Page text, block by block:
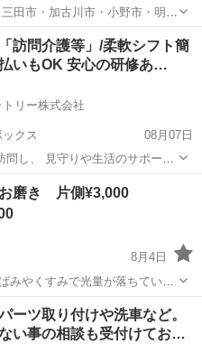
田市・加古川市・小野市・明石
待ちしており
たい 手伝い
訪問介護等」/柔軟シフト簡
いもOK 安心の研修あ…
リー株式会社
クス
08月07日
問し、 見守りや生活のサポート
ら始める方が8割です! 具体的
の整理整頓 ・洗濯物の片付け
磨き 片側¥3,000
8月4日
がありますので、 不安な方は是
す。 サンドペーパー
いたい/助けたい 磨き
ーツ取り付けや洗車など。
い事の相談も受付けてお…